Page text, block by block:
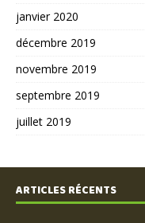
janvier 2020
décembre 2019
novembre 2019
septembre 2019
juillet 2019
ARTICLES RÉCENTS